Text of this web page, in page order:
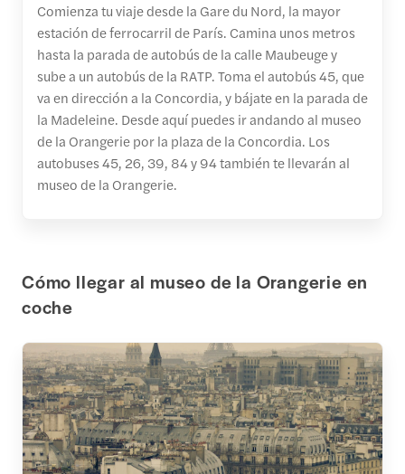
Comienza tu viaje desde la Gare du Nord, la mayor
estación de ferrocarril de París. Camina unos metros
hasta la parada de autobús de la calle Maubeuge y
sube a un autobús de la RATP. Toma el autobús 45, que
va en dirección a la Concordia, y bájate en la parada de
la Madeleine. Desde aquí puedes ir andando al museo
de la Orangerie por la plaza de la Concordia. Los
autobuses 45, 26, 39, 84 y 94 también te llevarán al
museo de la Orangerie.
Cómo llegar al museo de la Orangerie en
coche